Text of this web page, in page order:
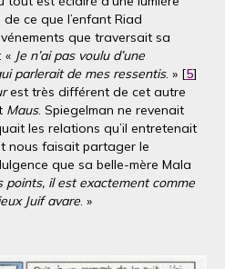
ce que l’enfant Riad
que traversait sa
« Je n’ai pas voulu d’une
parlerait de mes ressentis. » [5]
est très différent de cet autre
Maus. Spiegelman ne revenait
les relations qu’il entretenait
nous faisait partager le
que sa belle-mère Mala
points, il est exactement comme
Juif avare. »